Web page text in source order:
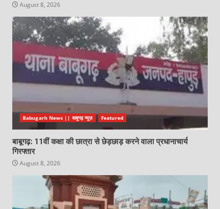
August 8, 2026
Babugarh News || बाबूगढ़ न्यूज़ Featured
बाबूगढ़: 11वीं कक्षा की छात्रा से छेड़छाड़ करने वाला प्रधानाचार्य
गिरफ्तार
August 8, 2026